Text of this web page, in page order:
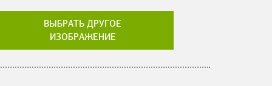
ВЫБРАТЬ ДРУГОЕ
ИЗОБРАЖЕНИЕ